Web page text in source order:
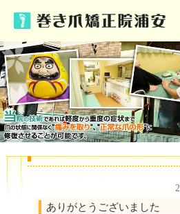
ありがとうございました